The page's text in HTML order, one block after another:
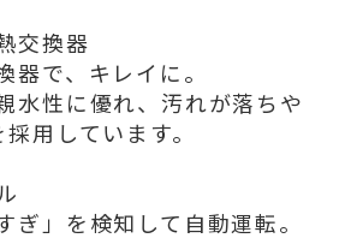
交換器
器で、キレイに。
水性に優れ、汚れが落ちや
用しています。
ぎ」を検知して自動運転。